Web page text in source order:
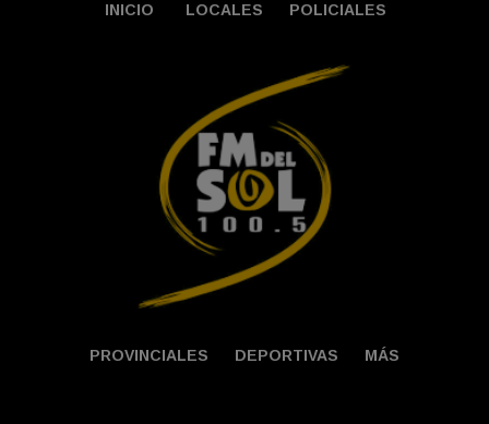
INICIO LOCALES POLICIALES
PROVINCIALES DEPORTIVAS MÁS